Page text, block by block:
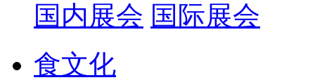
国内展会 国际展会
食文化